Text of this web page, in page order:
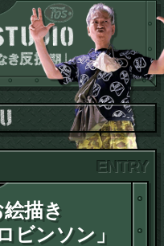
描き
ビンソン」